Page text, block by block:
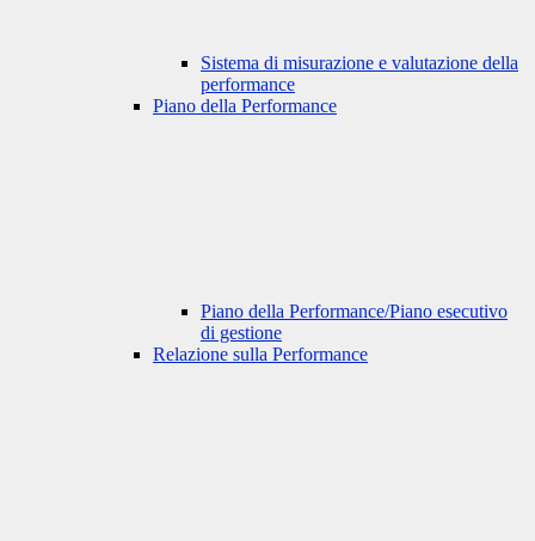
Sistema di misurazione e valutazione della
performance
Piano della Performance
Piano della Performance/Piano esecutivo
di gestione
Relazione sulla Performance